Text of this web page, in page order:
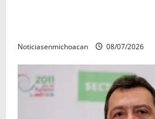
Noticiasenmichoacan 08/07/2026